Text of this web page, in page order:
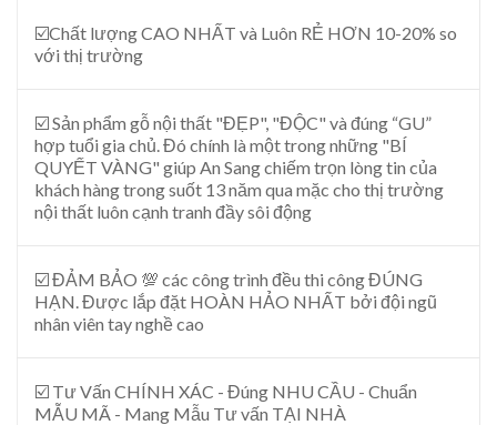
☑️Chất lượng CAO NHẤT và Luôn RẺ HƠN 10-20% so
với thị trường
☑️ Sản phẩm gỗ nội thất "ĐẸP", "ĐỘC" và đúng “GU”
hợp tuổi gia chủ. Đó chính là một trong những "BÍ
QUYẾT VÀNG" giúp An Sang chiếm trọn lòng tin của
khách hàng trong suốt 13 năm qua mặc cho thị trường
nội thất luôn cạnh tranh đầy sôi động
☑️ ĐẢM BẢO 💯 các công trình đều thi công ĐÚNG
HẠN. Được lắp đặt HOÀN HẢO NHẤT bởi đội ngũ
nhân viên tay nghề cao
☑️ Tư Vấn CHÍNH XÁC - Đúng NHU CẦU - Chuẩn
MẪU MÃ - Mang Mẫu Tư vấn TẠI NHÀ